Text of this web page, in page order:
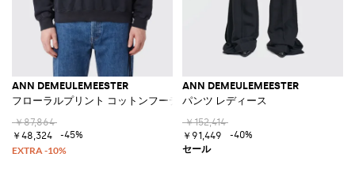
ANN DEMEULEMEESTER
フローラルプリント コットンフーディ
￥87,864
￥48,324
-45%
ANN DEMEULEMEESTER
パンツ レディース
￥152,414
￥91,449
-40%